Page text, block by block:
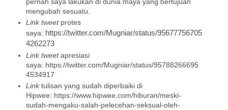
mengubah sesuatu.
Link tweetprotes
saya: https://twitter.com/Mugniar/status/95677756705
4262273
Link tweetapresiasi
saya: https://twitter.com/Mugniar/status/95788266695
4534917
Linktulisan yang sudah diperbaiki di
Hipwee: https://www.hipwee.com/hiburan/meski-
sudah-mengaku-salah-pelecehan-seksual-oleh-